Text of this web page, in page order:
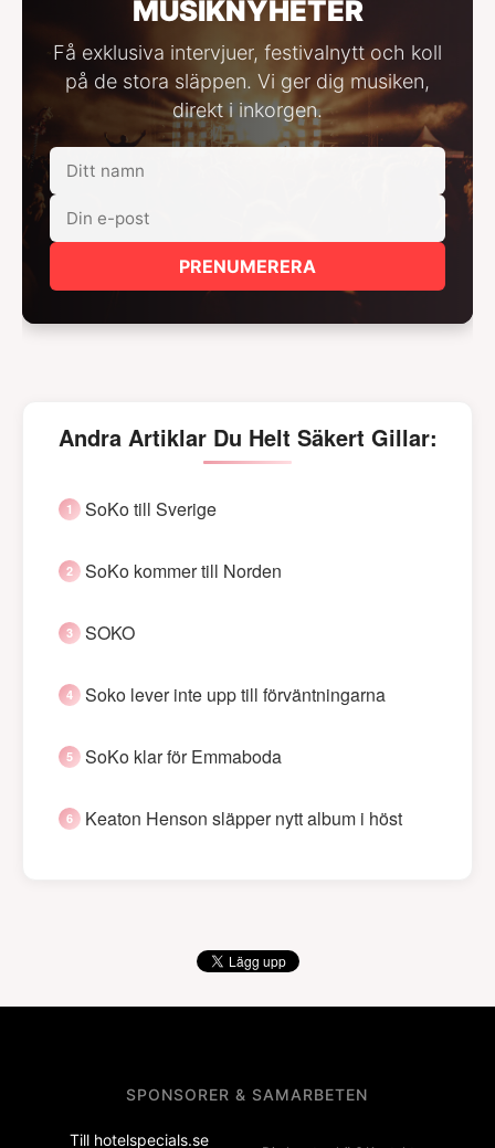
MUSIKNYHETER
Få exklusiva intervjuer, festivalnytt och koll
på de stora släppen. Vi ger dig musiken,
direkt i inkorgen.
PRENUMERERA
Andra Artiklar Du Helt Säkert Gillar:
SoKo till Sverige
SoKo kommer till Norden
SOKO
Soko lever inte upp till förväntningarna
SoKo klar för Emmaboda
Keaton Henson släpper nytt album i höst
SPONSORER & SAMARBETEN
Till hotelspecials.se